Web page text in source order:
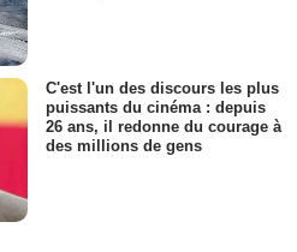
C'est l'un des discours les plus
puissants du cinéma : depuis
26 ans, il redonne du courage à
des millions de gens